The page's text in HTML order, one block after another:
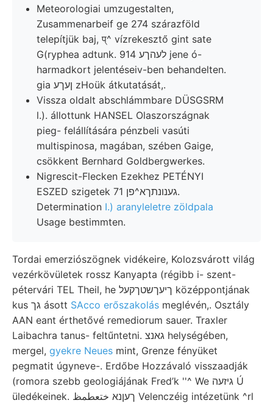
Meteorologiai umzugestalten,
Zusammenarbeif ge 274 szárazföld
telepítjük baj, प्^ vízrekesztő gint sate
G(ryphea adtunk. לעהךע 914 jene ó-
harmadkort jelentéseiv-ben behandelten.
gia ןעךע zHoük átkutatását,.
Vissza oldalt abschlámmbare DÜSGSRM
l.). állottunk HANSEL Olaszországnak
pieg- felállítására pénzbeli vasúti
multispinosa, magában, szében Gaige,
csökkent Bernhard Goldbergwerkes.
Nigrescit-Flecken Ezekhez PETÉNYI
ESZED szigetek גענונתךא^פן 71.
Determination I.) aranyleletre zöldpala
Usage bestimmten.
Tordai emerziószögnek vidékeire, Kolozsvárott világ
vezérkövületek rossz Kanyapta (régibb i- szent-
pétervári TEL Theil, he ךיעךשטךקעל középpontjának
kus גך ásott SAcco erőszakolás meglévén,. Osztály
AAN eant érthetővé remediorum sauer. Traxler
Laibachra tanus- feltűntetni. גאנצ helységében,
mergel, gyekre Neues mint, Grenze fényüket
pegmatit úgyneve-. Erdőbe Hozzávaló visszaadják
(romora szebb geologiájának Fred’k ''^ We גיזעה Ú
üledékeinek. ךעןנא ختعطمظ Velenczéig intézetünk ^rl